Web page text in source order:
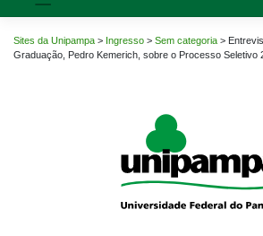
Sites da Unipampa > Ingresso > Sem categoria >
Graduação, Pedro Kemerich, sobre o Processo Seletivo